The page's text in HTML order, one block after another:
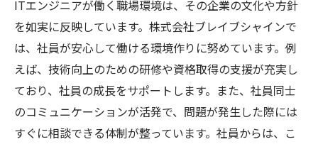
ITエンジニアが働く職場環境は、その企業の文化や方針
を如実に反映しています。株式会社ブレイブシャインで
は、社員が安心して働ける環境作りに努めています。例
えば、技術向上のための研修や資格取得の支援が充実し
ており、社員の成長をサポートします。また、社員同士
のコミュニケーションが活発で、問題が発生した際には
すぐに相談できる体制が整っています。社員からは、こ